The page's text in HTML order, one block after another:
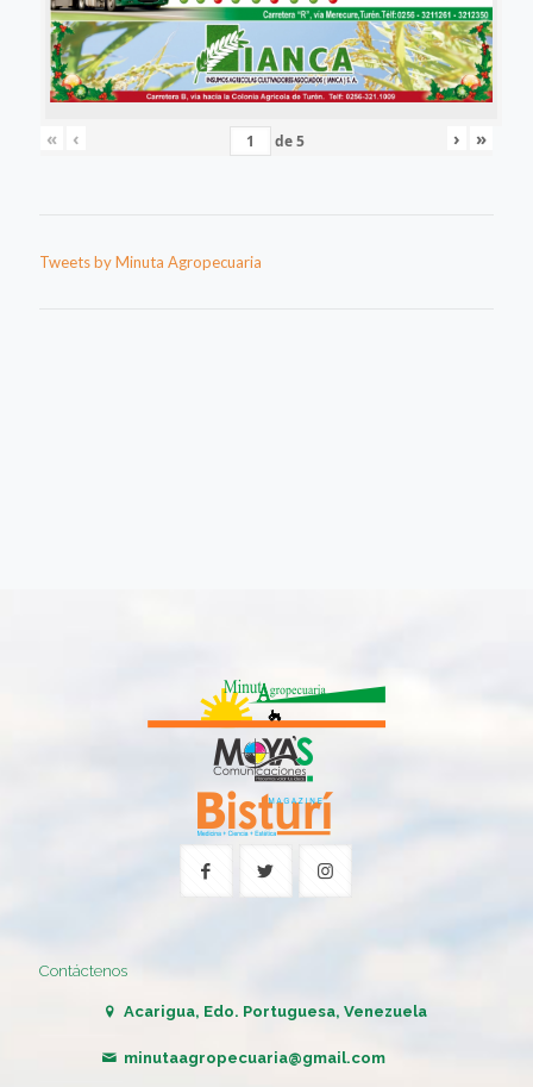
« ‹ de5 › »
Tweets by Minuta Agropecuaria
Contáctenos
Acarigua, Edo. Portuguesa, Venezuela
minutaagropecuaria@gmail.com